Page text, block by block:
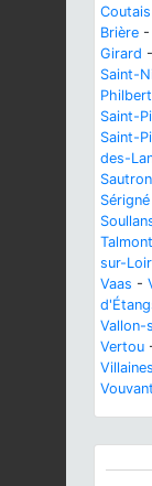
Coutais
Brière -
Girard -
Saint-
Saint-
Saint-
des-
Sautron
Sérigné
sur-
Vaas -
Vallon-
Vertou
Vouvant